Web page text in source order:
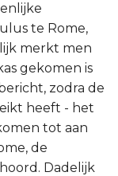
te Rome,
merkt men
gekomen is
zodra de
heeft - het
tot aan
de
Dadelijk